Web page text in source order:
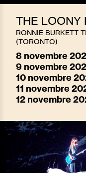
THE LOONY
RONNIE BURKETT
(TORONTO)
8 novembre
9 novembre
10 novembre
11 novembre
12 novembre